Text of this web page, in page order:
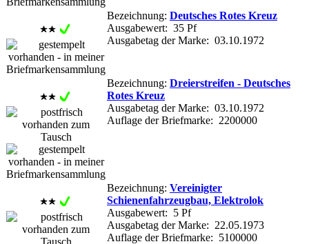
Bezeichnung: Deutsches Rotes Kreuz
Ausgabewert: 35 Pf
Ausgabetag der Marke: 03.10.1972
Bezeichnung: Dreierstreifen - Deutsches
Rotes Kreuz
Ausgabetag der Marke: 03.10.1972
Auflage der Briefmarke: 2200000
Bezeichnung: Vereinigter
Schienenfahrzeugbau, Elektrolok
Ausgabewert: 5 Pf
Ausgabetag der Marke: 22.05.1973
Auflage der Briefmarke: 5100000